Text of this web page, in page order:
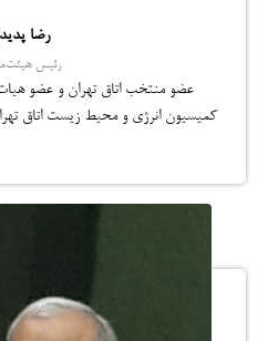
رضا
رئیس
عضو منتخب اتاق تهران و عضو هیات
کمیسیون انرژی و محیط زیست اتاق